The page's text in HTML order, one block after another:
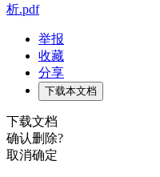
析.pdf
举报
收藏
分享
下载本文档
下载文档
确认删除?
取消确定